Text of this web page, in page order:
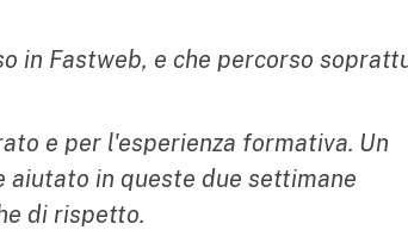
in Fastweb, e che percorso
e per l'esperienza formativa. Un
aiutato in queste due settimane
di rispetto.